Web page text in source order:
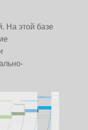
На этой базе